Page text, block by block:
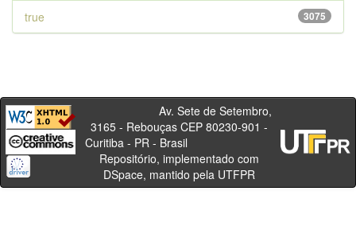
3075
true
Av. Sete de Setembro,
3165 - Rebouças CEP 80230-901 -
Curitiba - PR - Brasil
Repositório, implementado com
DSpace, mantido pela UTFPR